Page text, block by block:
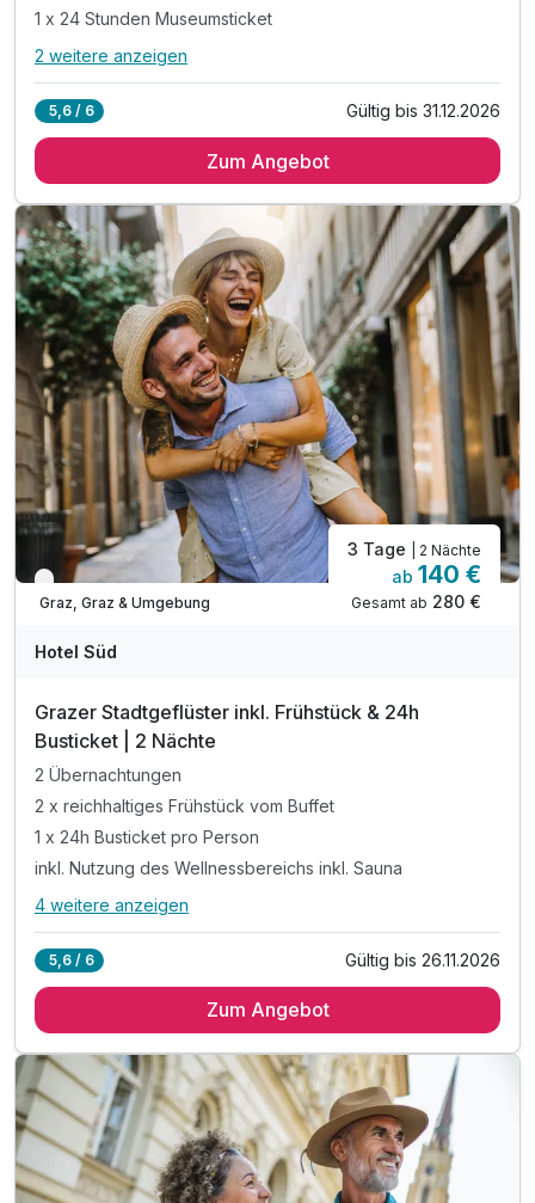
1 x 24 Stunden Museumsticket
Alle Inklusivleistungen
2 x Frühstück vom Buffet mit regionalen Schmankerl
1 x 24 Stunden Museumsticket
1 x Welcome Homemade IceTea auf der Dachterrasse
inkl. Stadtplan und Informationsmaterial
2 weitere anzeigen
5,6 / 6 Gültig bis 31.12.2026
Zum Angebot
Verfügbar bis November
Graz, Graz & Umgebung
3 Tage | 2 Nächte
ab 140 €
Gesamt ab 280 €
Hotel Süd
Grazer Stadtgeflüster inkl. Frühstück & 24h
Busticket | 2 Nächte
2 Übernachtungen
2 x reichhaltiges Frühstück vom Buffet
1 x 24h Busticket pro Person
inkl. Nutzung des Wellnessbereichs inkl. Sauna
Alle Inklusivleistungen
2 x reichhaltiges Frühstück vom Buffet
inkl. Nutzung des Wellnessbereichs inkl. Sauna
inkl. Nutzung des Fitnessbereiches
inkl. Infomaterial über Graz
inkl. Parkplatz & W-LAN Nutzung
exkl. Ortstaxe á 2,50 pro Person pro Nacht
4 weitere anzeigen
5,6 / 6 Gültig bis 26.11.2026
Zum Angebot